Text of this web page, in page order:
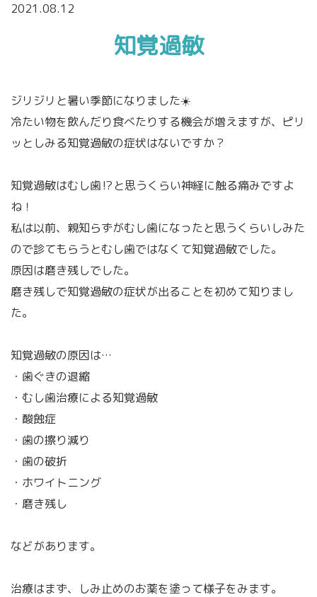
2021.08.12
知覚過敏
ジリジリと暑い季節になりました☀️
冷たい物を飲んだり食べたりする機会が増えますが、ピリ
ッとしみる知覚過敏の症状はないですか？
知覚過敏はむし歯⁉️と思うくらい神経に触る痛みですよ
ね！
私は以前、親知らずがむし歯になったと思うくらいしみた
ので診てもらうとむし歯ではなくて知覚過敏でした。
原因は磨き残しでした。
磨き残しで知覚過敏の症状が出ることを初めて知りまし
た。
知覚過敏の原因は…
・歯ぐきの退縮
・むし歯治療による知覚過敏
・酸蝕症
・歯の擦り減り
・歯の破折
・ホワイトニング
・磨き残し
などがあります。
治療はまず、しみ止めのお薬を塗って様子をみます。